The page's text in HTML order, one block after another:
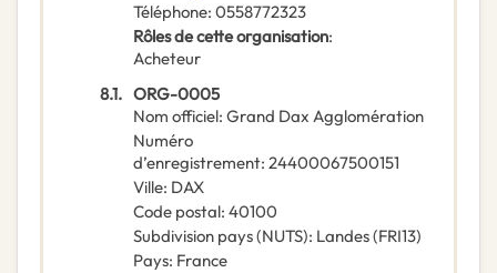
Téléphone: 0558772323
Rôles de cette organisation:
Acheteur
8.1. ORG-0005
Nom officiel: Grand Dax Agglomération
Numéro
d’enregistrement: 24400067500151
Ville: DAX
Code postal: 40100
Subdivision pays (NUTS): Landes(FRI13)
Pays: France